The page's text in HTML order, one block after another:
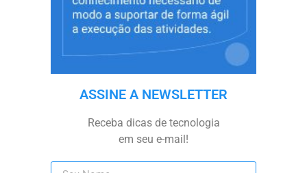
ASSINE A NEWSLETTER
Receba dicas de tecnologia
em seu e-mail!